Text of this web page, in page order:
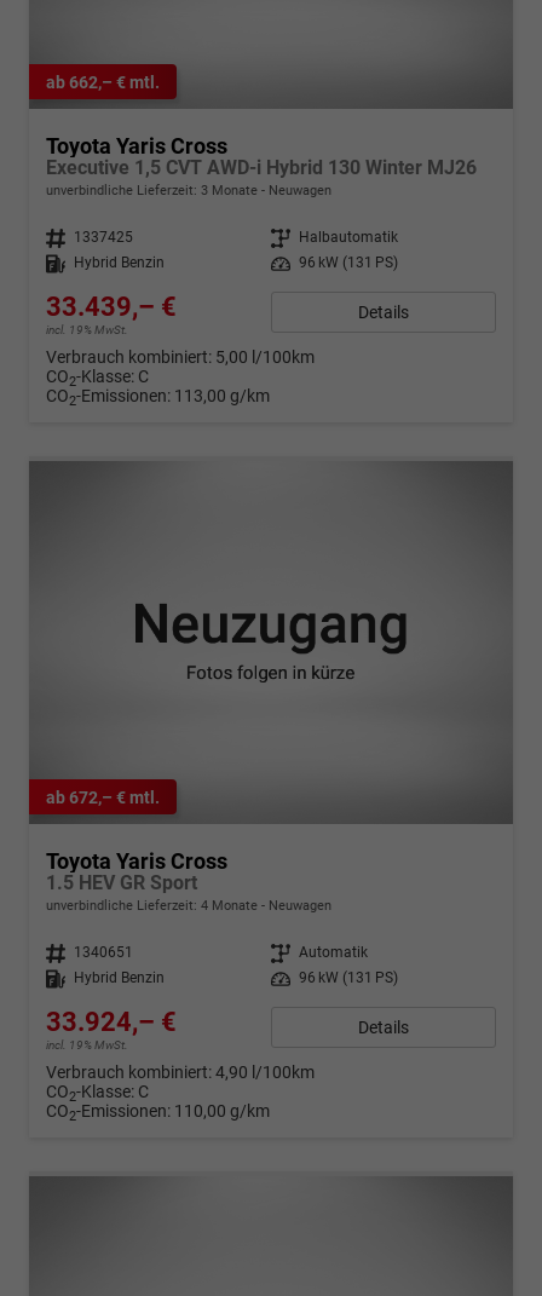
ab 662,– € mtl.
Toyota Yaris Cross
Executive 1,5 CVT AWD-i Hybrid 130 Winter MJ26
unverbindliche Lieferzeit: 3 Monate Neuwagen
Fahrzeugnr. 1337425 Getriebe
Halbautomatik
Kraftstoff
Hybrid Benzin Leistung 96 kW (131 PS)
33.439,– €
incl. 19% MwSt.
Details
Verbrauch kombiniert: 5,00 l/100km
CO2-Klasse: C
CO2-Emissionen: 113,00 g/km
ab 672,– € mtl.
Toyota Yaris Cross
1.5 HEV GR Sport
unverbindliche Lieferzeit: 4 Monate Neuwagen
Fahrzeugnr. 1340651 Getriebe Automatik
Kraftstoff
Hybrid Benzin Leistung 96 kW (131 PS)
33.924,– €
incl. 19% MwSt.
Details
Verbrauch kombiniert:4,90 l/100km
CO2-Klasse: C
CO2-Emissionen: 110,00 g/km